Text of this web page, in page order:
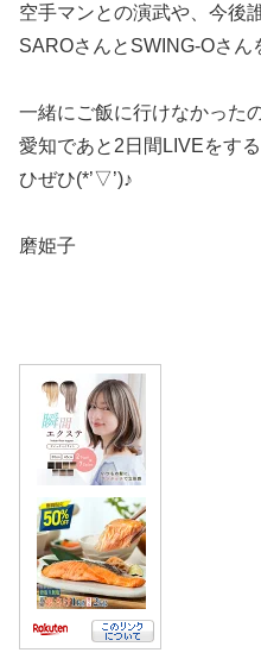
空手マンとの演武や、今後
SAROさんとSWING-Oさん
一緒にご飯に行けなかった
愛知であと2日間LIVEをす
ひぜひ(*’▽’)♪
磨姫子